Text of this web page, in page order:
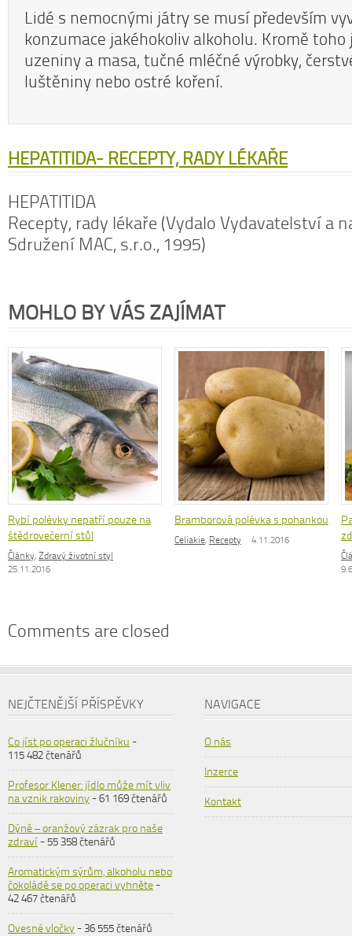
Lidé s nemocnými játry se musí především
konzumace jakéhokoliv alkoholu. Kromě
uzeniny a masa, tučné mléčné výrobky,
luštěniny nebo ostré koření.
HEPATITIDA- RECEPTY, RADY LÉKAŘE
HEPATITIDA
Recepty, rady lékaře (Vydalo Vydavatelství a
Sdružení MAC, s.r.o., 1995)
MOHLO BY VÁS ZAJÍMAT
Rybí polévky nepatří pouze na
štědrovečerní stůl
Články, Zdravý životní styl
25.11.2016
Bramborová polévka s pohankou
Celiakie, Recepty 4.11.2016
Comments are closed
NEJČTENĚJŠÍ PŘÍSPĚVKY
Co jíst po operaci žlučníku -
115 482 čtenářů
Profesor Klener: jídlo může mít vliv
na vznik rakoviny- 61 169 čtenářů
Dýně – oranžový zázrak pro naše
zdraví- 55 358 čtenářů
Aromatickým sýrům, alkoholu nebo
čokoládě se po operaci vyhněte-
42 467 čtenářů
Ovesné vločky- 36 555 čtenářů
NAVIGACE
O nás
Inzerce
Kontakt